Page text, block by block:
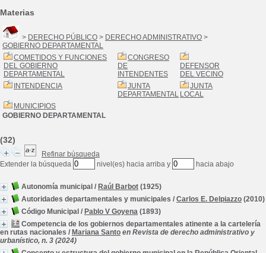
Materias
> DERECHO PÚBLICO > DERECHO ADMINISTRATIVO >
GOBIERNO DEPARTAMENTAL
COMETIDOS Y FUNCIONES
DEL GOBIERNO
DEPARTAMENTAL
CONGRESO
DE
INTENDENTES
DEFENSOR
DEL VECINO
INTENDENCIA
JUNTA
DEPARTAMENTAL
JUNTA
LOCAL
MUNICIPIOS
GOBIERNO DEPARTAMENTAL
(32)
Refinar búsqueda
Extender la búsqueda
nivel(es) hacia arriba y hacia abajo
Autonomía municipal / Raúl Barbot (1925)
Autoridades departamentales y municipales / Carlos E. Delpiazzo (2010)
Código Municipal / Pablo V Goyena (1893)
Competencia de los gobiernos departamentales atinente a la cartelería
en rutas nacionales / Mariana Santo en Revista de derecho administrativo y
urbanístico, n. 3 (2024)